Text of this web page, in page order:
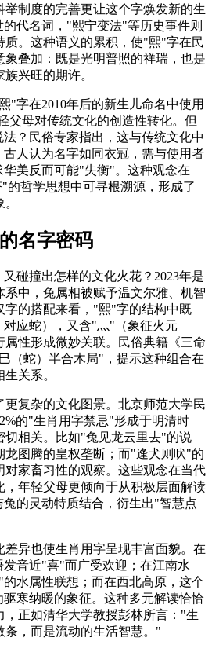
举制度的完善更让这个字焕发新的生
代名词，"熙宁变法"等历史事件则
质。这种语义的累积，使"熙"字在民
叠加：既是光明普照的祥瑞，也是
兴旺的期许。
"字在2010年后的新生儿命名中使用
父母对传统文化的创造性转化。但
？民俗专家指出，这与传统文化中
人认为名字如同衣冠，需与使用者
美反而可能"失衡"。这种观念在
"的哲学思想中可寻根溯源，形成了
名字密码
碰撞出怎样的文化火花？2023年是
中，兔属相被赋予温文尔雅、机智
字的搭配来看，"熙"字的结构中既
应蛇），又含"灬"（象征火元
性形成微妙关联。民俗典籍《三命
（蛇）半合木局"，提示这种组合在
关系。
复杂的文化图景。北京师范大学民
的"生肖用字禁忌"形成于明清时
切相关。比如"兔见龙云里去"的说
龙图腾的皇权垄断；而"逢犬则吠"的
对家畜习性的观察。这些观念在当代
，年轻父母更倾向于从积极层面解读
的灵动特质结合，衍生出"智慧点
异也使生肖用字呈现丰富面貌。在
音近"喜"而广受欢迎；在江南水
水属性联想；而在西北高原，这个
寒纳暖的象征。这种多元解读恰恰
，正如清华大学教授彭林所言："生
条，而是流动的生活智慧。"